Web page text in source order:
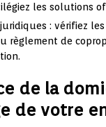
les solutions
: vérifiez
règlement de
de la
de votre